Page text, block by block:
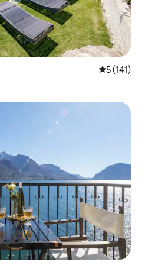
Évaluation
5 (141)